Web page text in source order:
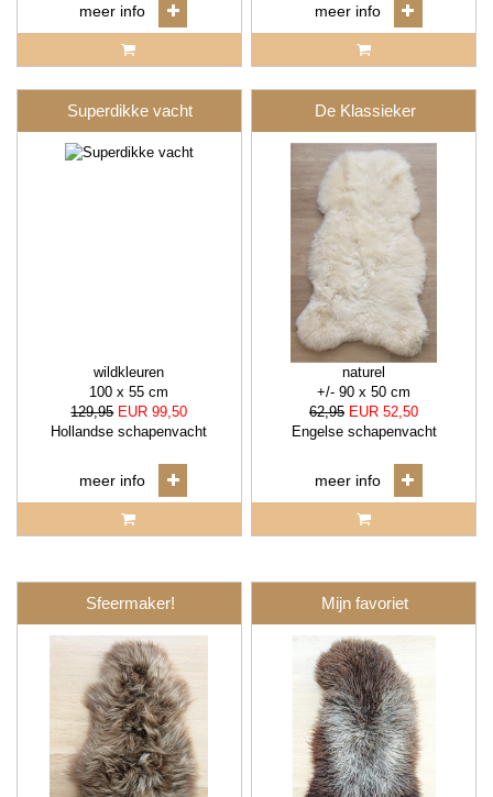
meer info meer info
Superdikke vacht
wildkleuren
100 x 55 cm
129,95 EUR 99,50
Hollandse schapenvacht
meer info
De Klassieker
naturel
+/- 90 x 50 cm
62,95 EUR 52,50
Engelse schapenvacht
meer info
Sfeermaker! Mijn favoriet